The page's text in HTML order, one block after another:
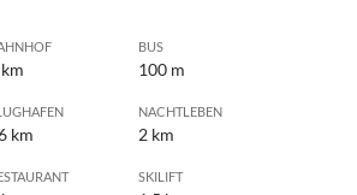
BUS
100 m
km
NACHTLEBEN
2 km
SKILIFT